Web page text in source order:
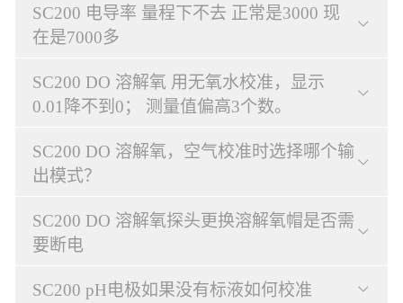
SC200 电导率 量程下不去 正常是3000 现
在是7000多
SC200 DO 溶解氧 用无氧水校准，显示
0.01降不到0； 测量值偏高3个数。
SC200 DO 溶解氧，空气校准时选择哪个输
出模式？
SC200 DO 溶解氧探头更换溶解氧帽是否需
要断电
SC200 pH电极如果没有标液如何校准